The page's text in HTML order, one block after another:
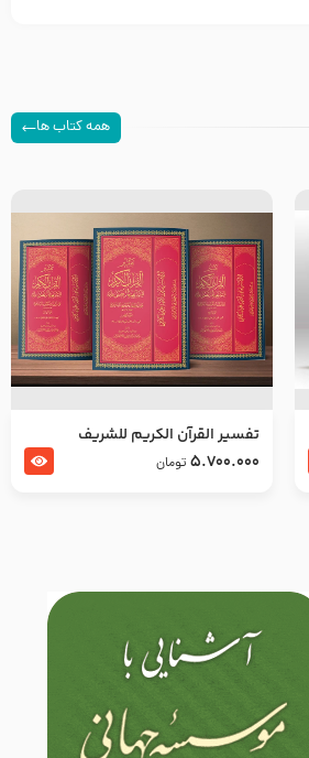
همه کتاب ها
تفسير القرآن الكريم للشريف
المرتضي قدس سرّه
5.700.000 تومان